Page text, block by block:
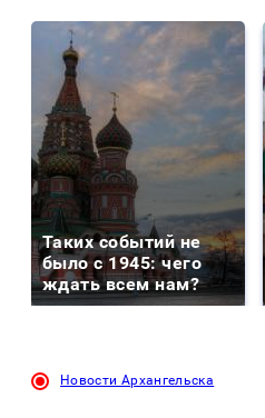
Таких событий не
было с 1945: чего
ждать всем нам?
Новости Архангельска